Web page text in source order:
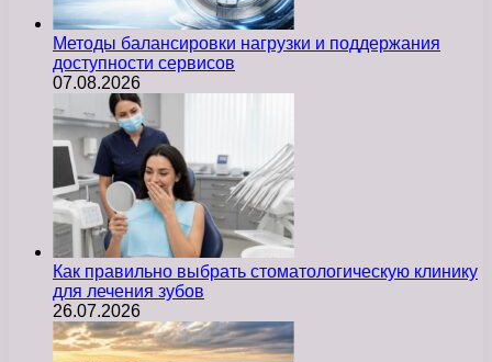
Методы балансировки нагрузки и поддержания
доступности сервисов
07.08.2026
Как правильно выбрать стоматологическую клинику
для лечения зубов
26.07.2026